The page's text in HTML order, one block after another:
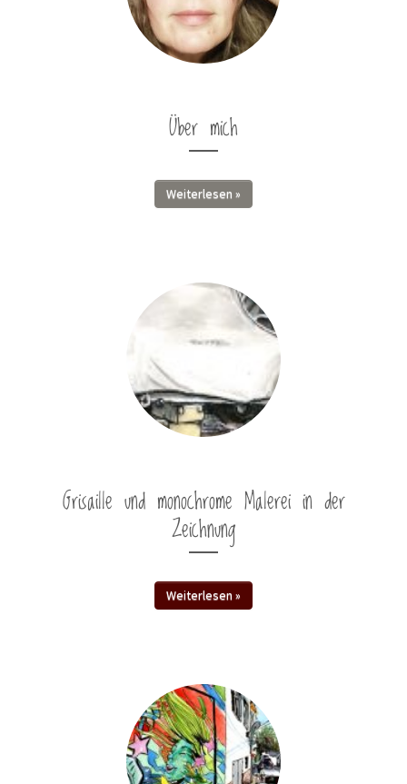
Über mich
Weiterlesen »
Grisaille und monochrome Malerei in der
Zeichnung
Weiterlesen »